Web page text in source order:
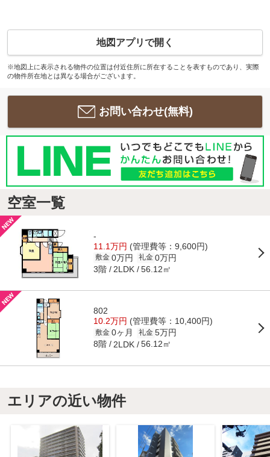
地図アプリで開く
※地図上に表示される物件の位置は付近住所に所在することを表すものであり、実際
の物件所在地とは異なる場合がございます。
お問い合わせ(無料)
空室一覧
-
11.1万円 (管理費等：9,600円)
敷金 0万円 礼金 0万円
3階 2LDK 56.12㎡
802
10.2万円 (管理費等：10,400円)
敷金 0ヶ月 礼金 5万円
8階 2LDK 56.12㎡
エリアの近い物件